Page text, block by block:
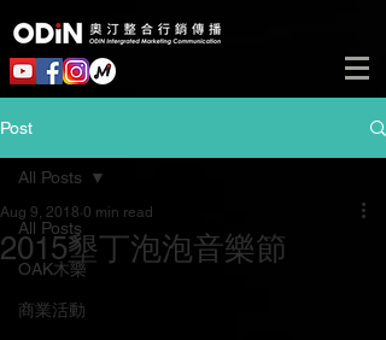
Post
All Posts
OAK木樂
商業活動
All Posts
2015墾丁泡泡音樂節
Aug 9, 2018 0 min read